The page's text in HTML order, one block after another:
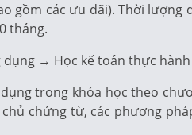
gồm các ưu đãi). Thời
tháng.
dụng → Học kế toán thực
trong khóa học theo
chứng từ, các phương